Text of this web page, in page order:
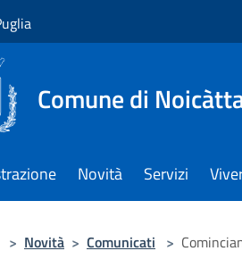
Comune di
Novità Servizi
> Novità > Comunicati >